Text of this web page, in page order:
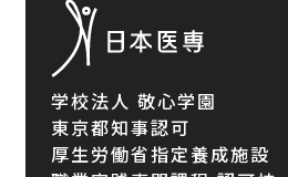
学校法人 敬心学園
東京都知事認可
厚生労働省指定養成施設